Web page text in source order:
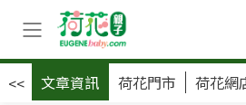
<< 文章資訊 荷花門市 荷花網